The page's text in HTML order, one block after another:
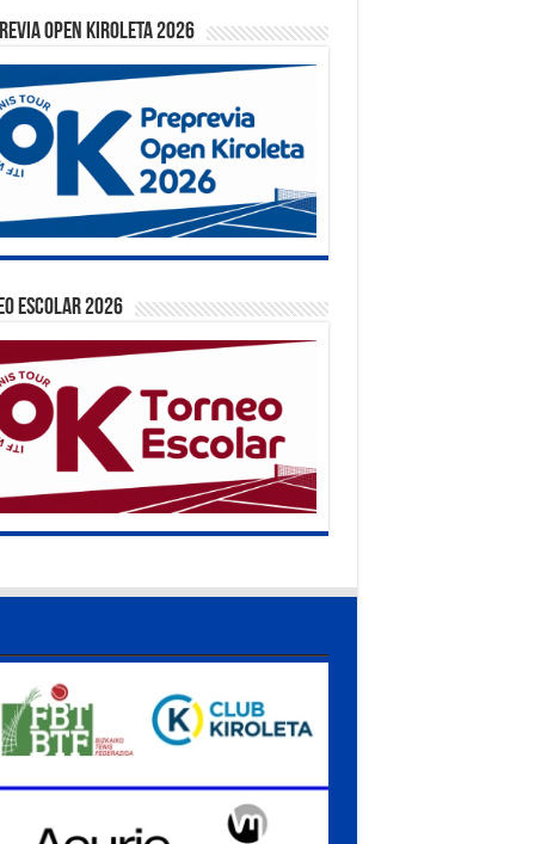
OPEN KIROLETA 2026
ESCOLAR 2026